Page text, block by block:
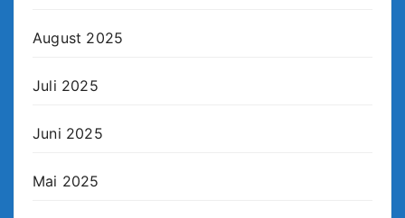
August 2025
Juli 2025
Juni 2025
Mai 2025